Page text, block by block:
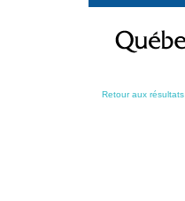
contenu
Retour aux résultats